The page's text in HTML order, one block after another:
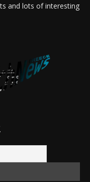
and lots of interesting